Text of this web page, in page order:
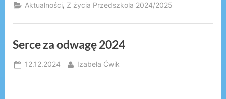
Aktualności, Z życia Przedszkola 2024/2025
Serce za odwagę 2024
Posted
12.12.2024 By
Izabela Ćwik